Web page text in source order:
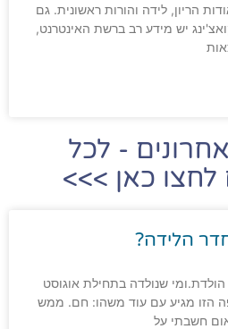
הריון, לידה והורות ראשונית. גם
יש מידע רב ברשת האינטרנט,
- לכל
כאן >>>
הלידה?
שנולדה בתחילת אוגוסט
הזו מגיע עם עוד משהו: חם. ממש
חשבתי על